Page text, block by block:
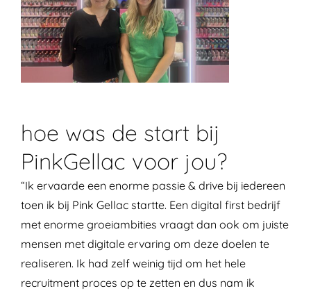
hoe was de start bij
PinkGellac voor jou?
“Ik ervaarde een enorme passie & drive bij iedereen
toen ik bij Pink Gellac startte. Een digital first bedrijf
met enorme groeiambities vraagt dan ook om juiste
mensen met digitale ervaring om deze doelen te
realiseren. Ik had zelf weinig tijd om het hele
recruitment proces op te zetten en dus nam ik